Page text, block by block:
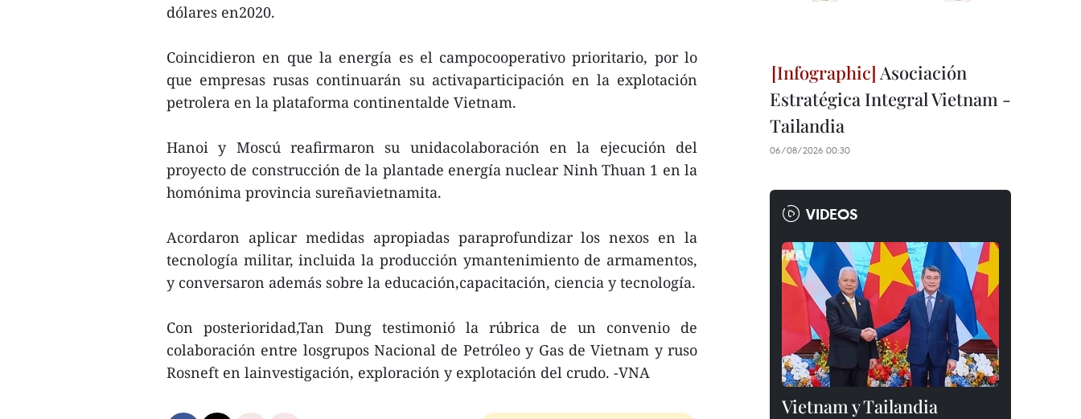
dólares en2020.
Coincidieron en que la energía es el campocooperativo prioritario, por lo
que empresas rusas continuarán su activaparticipación en la explotación
petrolera en la plataforma continentalde Vietnam.
Hanoi y Moscú reafirmaron su unidacolaboración en la ejecución del
proyecto de construcción de la plantade energía nuclear Ninh Thuan 1 en la
homónima provincia sureñavietnamita.
Acordaron aplicar medidas apropiadas paraprofundizar los nexos en la
tecnología militar, incluida la producción ymantenimiento de armamentos,
y conversaron además sobre la educación,capacitación, ciencia y tecnología.
Con posterioridad,Tan Dung testimonió la rúbrica de un convenio de
colaboración entre losgrupos Nacional de Petróleo y Gas de Vietnam y ruso
Rosneft en lainvestigación, exploración y explotación del crudo. -VNA
Asociación
Estratégica Integral Vietnam -
Tailandia
06/08/2026 00:30
VIDEOS
Vietnam y Tailandia